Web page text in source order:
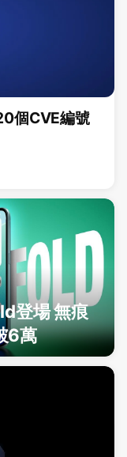
個CVE編號
登場 無痕
6萬